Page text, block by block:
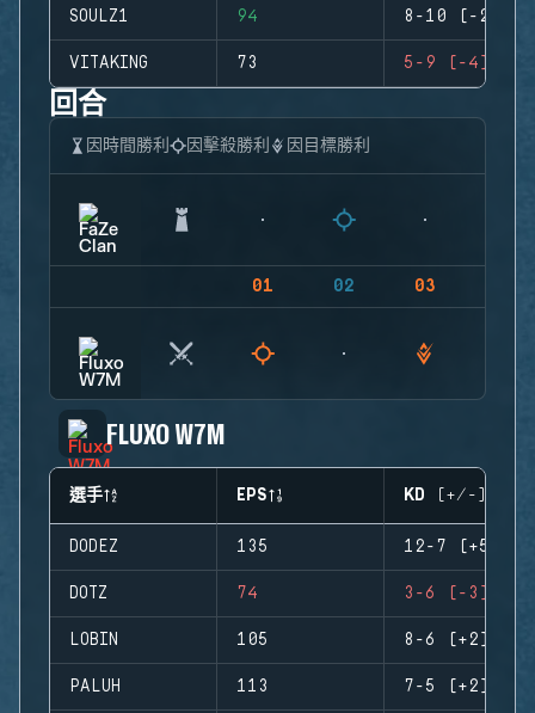
SOULZ1 94 8-10 (-2)
VITAKING 73 5-9 (-4)
回合
因時間勝利 因擊殺勝利 因目標勝利
01 02 03
FLUXO W7M
選手 EPS KD (+/-)
DODEZ 135 12-7 (+5)
DOTZ 74 3-6 (-3)
LOBIN 105 8-6 (+2)
PALUH 113 7-5 (+2)